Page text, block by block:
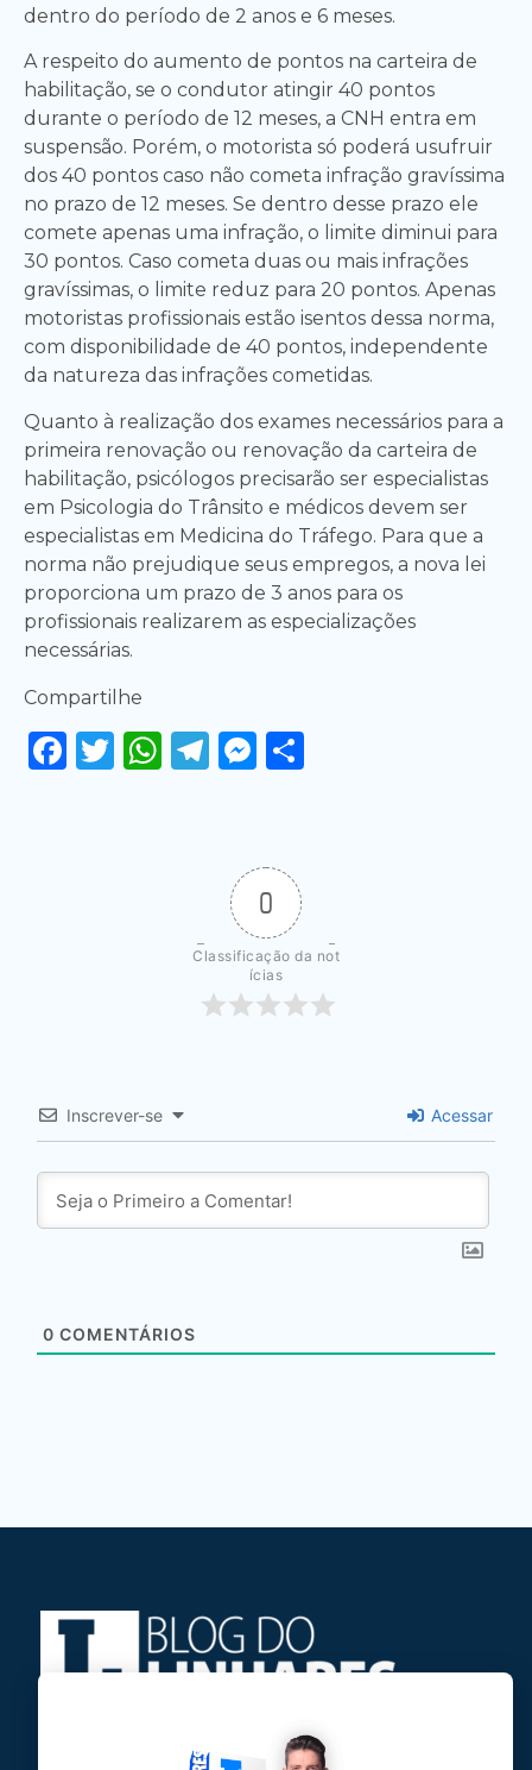
dentro do período de 2 anos e 6 meses.
A respeito do aumento de pontos na carteira de
habilitação, se o condutor atingir 40 pontos
durante o período de 12 meses, a CNH entra em
suspensão. Porém, o motorista só poderá usufruir
dos 40 pontos caso não cometa infração gravíssima
no prazo de 12 meses. Se dentro desse prazo ele
comete apenas uma infração, o limite diminui para
30 pontos. Caso cometa duas ou mais infrações
gravíssimas, o limite reduz para 20 pontos. Apenas
motoristas profissionais estão isentos dessa norma,
com disponibilidade de 40 pontos, independente
da natureza das infrações cometidas.
Quanto à realização dos exames necessários para a
primeira renovação ou renovação da carteira de
habilitação, psicólogos precisarão ser especialistas
em Psicologia do Trânsito e médicos devem ser
especialistas em Medicina do Tráfego. Para que a
norma não prejudique seus empregos, a nova lei
proporciona um prazo de 3 anos para os
profissionais realizarem as especializações
necessárias.
Compartilhe
Facebook
Twitter
WhatsApp
Telegram
Messenger
0
Classificação da not
ícias
Inscrever-se Acessar
0 COMENTÁRIOS
Jose Linhares Jr é maranhense.